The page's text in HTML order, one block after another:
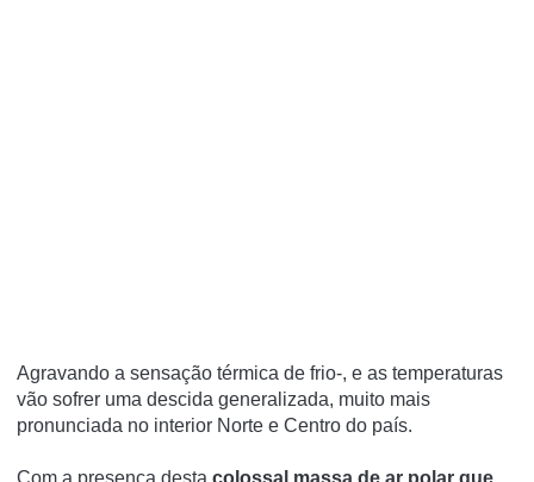
Agravando a sensação térmica de frio-, e as temperaturas
vão sofrer uma descida generalizada, muito mais
pronunciada no interior Norte e Centro do país.